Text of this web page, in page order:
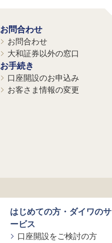
お問合わせ
お問合わせ
大和証券以外の窓口
お手続き
口座開設のお申込み
お客さま情報の変更
はじめての方・ダイワのサ
ービス
口座開設をご検討の方